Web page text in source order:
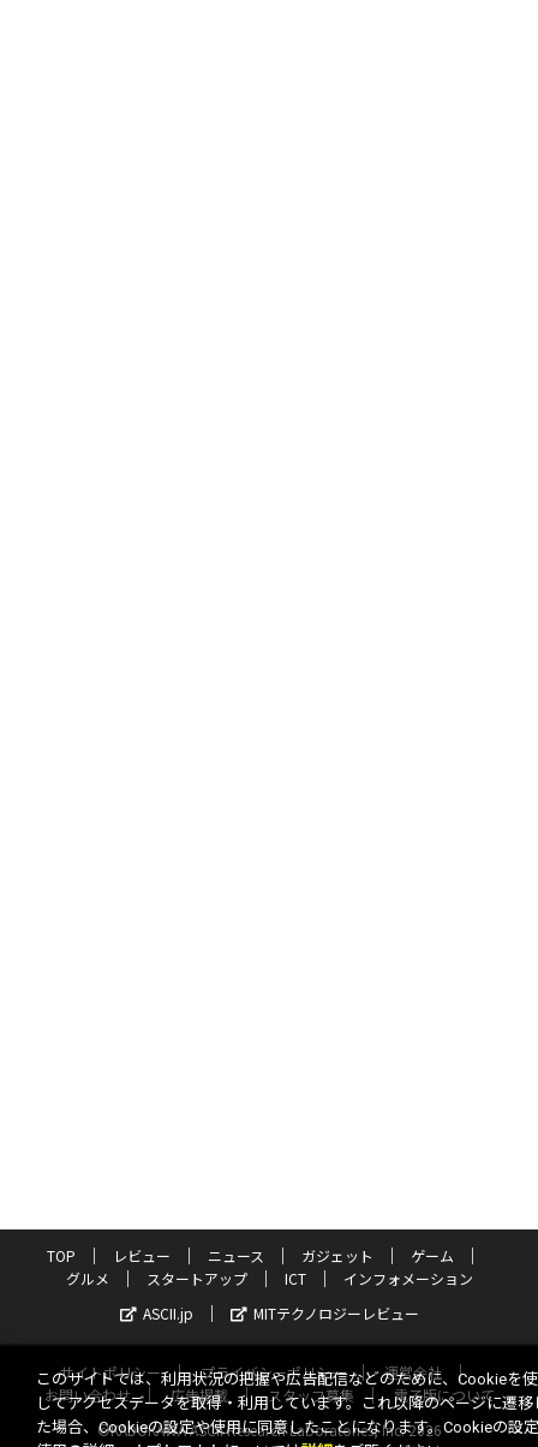
TOP レビュー ニュース ガジェット
ゲーム
グルメ
スタートアップ ICT
インフォメーション
ASCII.jp
MITテクノロジーレビュー
サイトポリシー プライバシーポリシー
運営会社
お問い合わせ
広告掲載 スタッフ募集
電子版について
©KADOKAWA ASCII Research Laboratories, Inc. 2026
このサイトでは、利用状況の把握や広告配信などのために、Cookieを
してアクセスデータを取得・利用しています。これ以降のページに遷移
た場合、Cookieの設定や使用に同意したことになります。Cookieの設